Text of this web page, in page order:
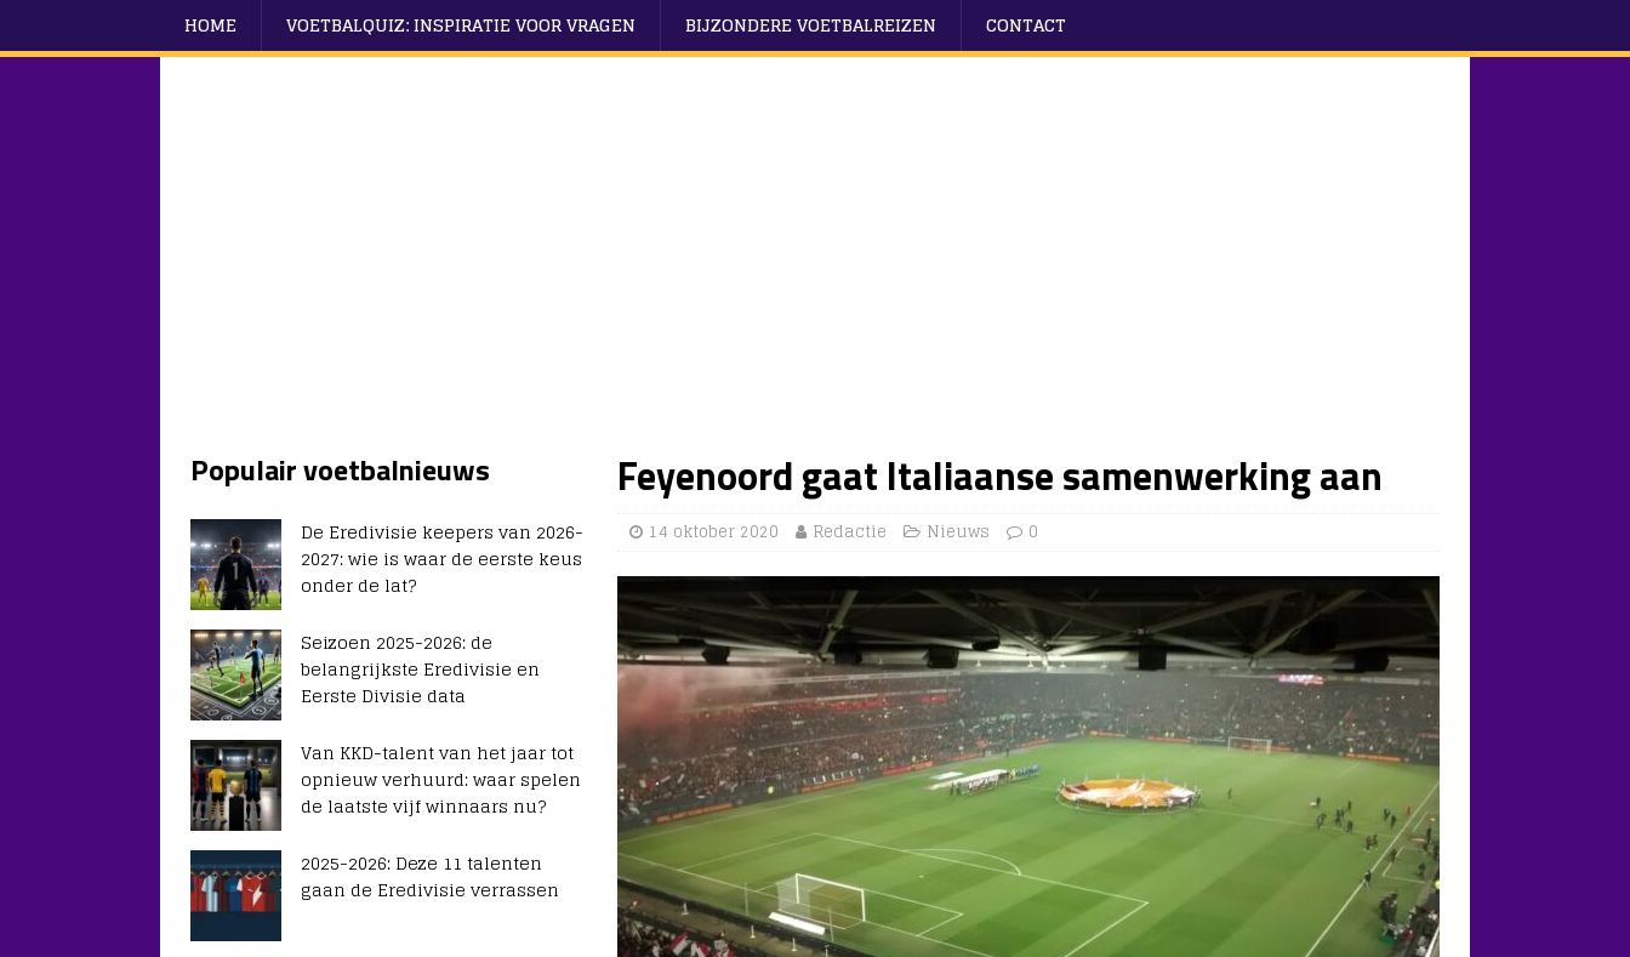
HOME VOETBALQUIZ: INSPIRATIE VOOR VRAGEN BIJZONDERE VOETBALREIZEN CONTACT
Feyenoord gaat Italiaanse samenwerking aan
14 oktober 2020 Redactie Nieuws 0
Populair voetbalnieuws
De Eredivisie keepers van 2026-
2027: wie is waar de eerste keus
onder de lat?
Seizoen 2025-2026: de
belangrijkste Eredivisie en
Eerste Divisie data
Van KKD-talent van het jaar tot
opnieuw verhuurd: waar spelen
de laatste vijf winnaars nu?
2025-2026: Deze 11 talenten
gaan de Eredivisie verrassen